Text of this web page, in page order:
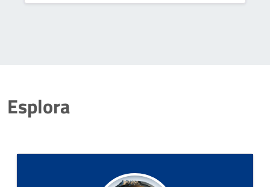
Esplora